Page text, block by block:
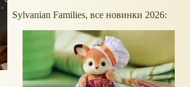
Sylvanian Families, все новинки 2026: